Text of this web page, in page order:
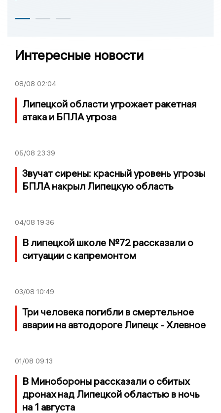
Интересные новости
08/08 02:04
Липецкой области угрожает ракетная
атака и БПЛА угроза
05/08 23:39
Звучат сирены: красный уровень угрозы
БПЛА накрыл Липецкую область
04/08 19:36
В липецкой школе №72 рассказали о
ситуации с капремонтом
03/08 10:49
Три человека погибли в смертельное
аварии на автодороге Липецк - Хлевное
01/08 09:13
В Минобороны рассказали о сбитых
дронах над Липецкой областью в ночь
на 1 августа